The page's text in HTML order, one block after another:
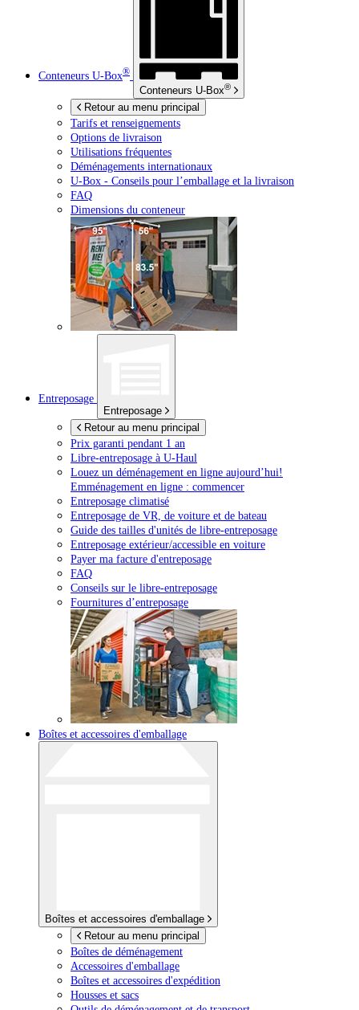
Conteneurs U-Box®
Conteneurs U-Box®
Retour au menu principal
Tarifs et renseignements
Options de livraison
Utilisations fréquentes
Déménagements internationaux
U-Box - Conseils pour l’emballage et la livraison
FAQ
Dimensions du conteneur
Entreposage
Entreposage
Retour au menu principal
Prix garanti pendant 1 an
Libre-entreposage à U-Haul
Louez un déménagement en ligne aujourd’hui!
Emménagement en ligne : commencer
Entreposage climatisé
Entreposage de VR, de voiture et de bateau
Guide des tailles d'unités de libre-entreposage
Entreposage extérieur/accessible en voiture
Payer ma facture d'entreposage
FAQ
Conseils sur le libre-entreposage
Fournitures d’entreposage
Boîtes et accessoires d'emballage
Boîtes et accessoires d'emballage
Retour au menu principal
Boîtes de déménagement
Accessoires d'emballage
Boîtes et accessoires d'expédition
Housses et sacs